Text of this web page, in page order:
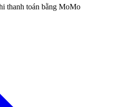
thanh toán bằng MoMo